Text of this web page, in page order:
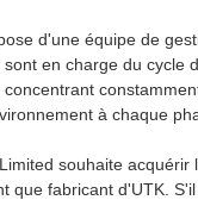
d'une équipe de
en charge du cycle
à chaque
souhaite acquérir
que fabricant d'UTK.